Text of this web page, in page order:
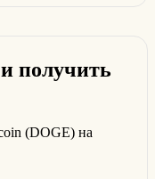
получить
(DOGE) на